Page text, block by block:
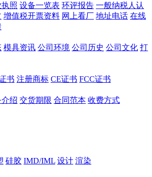
照 设备一览表 环评报告 一般纳税人认
增值税开票资料 网上看厂 地址电话 在线
模具资讯 公司环境 公司历史 公司文化 打
书 注册商标 CE证书 FCC证书
绍 交货期限 合同范本 收费方式
硅胶 IMD/IML 设计 渲染